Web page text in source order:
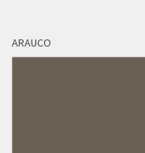
ARAUCO